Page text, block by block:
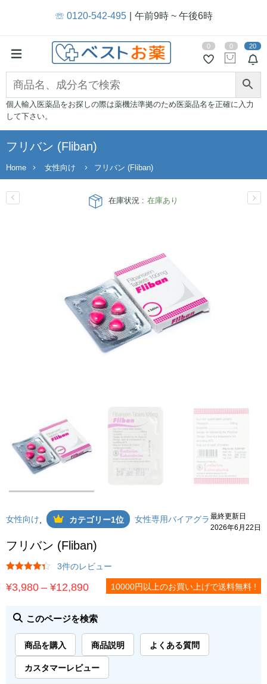
☏ 0120-542-495 午前9時 ~ 午後6時
20
0 0
個人輸入医薬品をお探しの際は薬機法準拠のため医薬品名を正確に入力
して下さい。
フリバン (Fliban)
Home 女性向け フリバン (Fliban)
在庫状況 : 在庫あり
女性向け カテゴリー1位 女性専用バイアグラ最終更新日
2026年6月22日
フリバン (Fliban)
3件のレビュー
¥3,980–¥12,890価
帯:
¥3,980
–
¥12,890
10000円以上のお買い上げで送料無料 !
このページを検索
商品を購入 商品説明
よくある質問
カスタマーレビュー